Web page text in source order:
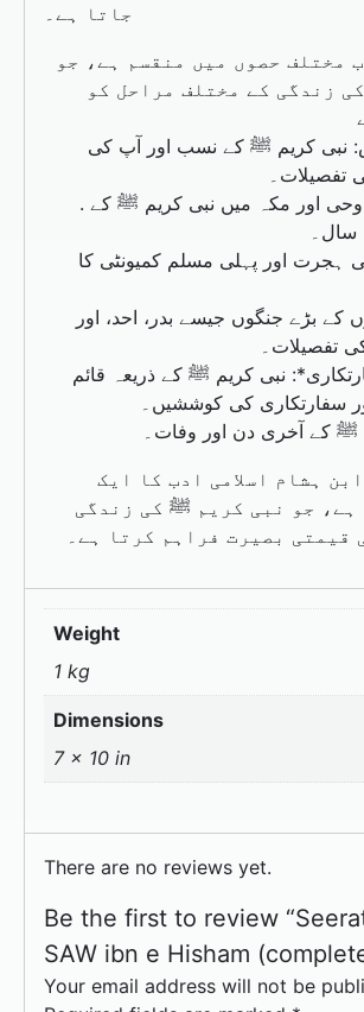
جاتا ہے۔
مختلف حصوں میں منقسم ہے، جو
زندگی کے مختلف مراحل کو
نبی کریم ﷺ کے نسب اور آپ کی
تفصیلات۔
. نبوت: قرآن کی وحی اور مکہ میں نبی کریم ﷺ کے
سال۔
ہجرت اور پہلی مسلم کمیونٹی کا
کے بڑے جنگوں جیسے بدر، احد، اور
تفصیلات۔
نبی کریم ﷺ کے ذریعہ قائم
سفارتکاری کی کوششیں۔
ﷺ کے آخری دن اور وفات۔
ہشام اسلامی ادب کا ایک
ہے، جو نبی کریم ﷺ کی زندگی
قیمتی بصیرت فراہم کرتا ہے۔
Weight
1 kg
Dimensions
7 × 10 in
There are no reviews yet.
Be the first to review
SAW ibn e Hisham
Your email address will not be